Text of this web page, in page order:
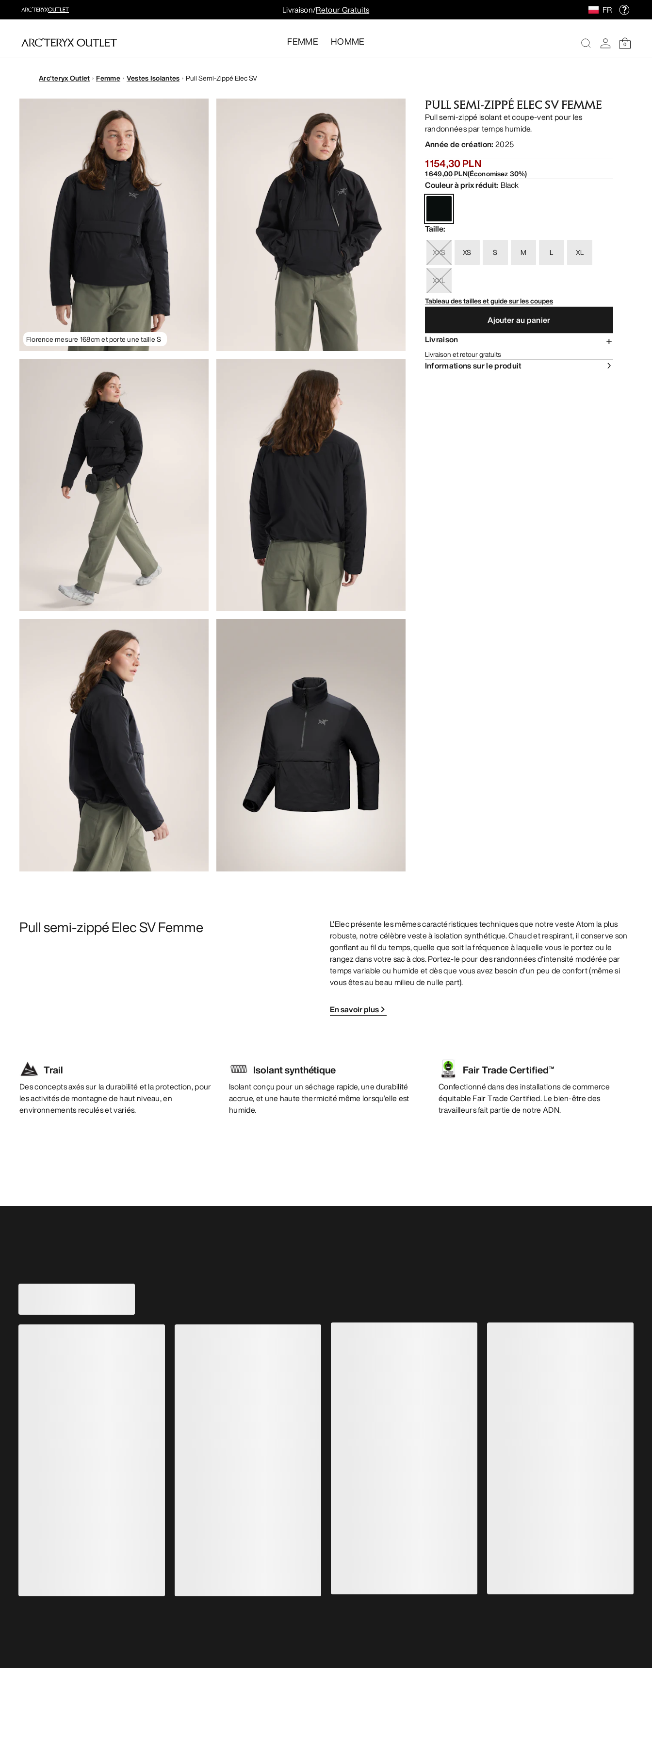
Livraison/Retour Gratuits FR
FEMME HOMME 0
Arc'teryx Outlet Femme Vestes Isolantes Pull Semi-Zippé Elec SV
Florence mesure 168cm et porte une taille S
PULL SEMI-ZIPPÉ ELEC SV FEMME
Pull semi-zippé isolant et coupe-vent pour les
randonnées par temps humide.
Année de création: 2025
1 154,30 PLN
1 649,00 PLN(Économisez30%)
Couleur à prix réduit: Black
Taille:
XXS XS S M L XL
XXL
Tableau des tailles et guide sur les coupes
Ajouter au panier
Livraison
Livraison et retour gratuits
Informations sur le produit
Pull semi-zippé Elec SV Femme
L’Elec présente les mêmes caractéristiques techniques que notre veste Atom la plus
robuste, notre célèbre veste à isolation synthétique. Chaud et respirant, il conserve son
gonflant au fil du temps, quelle que soit la fréquence à laquelle vous le portez ou le
rangez dans votre sac à dos. Portez-le pour des randonnées d’intensité modérée par
temps variable ou humide et dès que vous avez besoin d’un peu de confort (même si
vous êtes au beau milieu de nulle part).
En savoir plus
Trail
Des concepts axés sur la durabilité et la protection, pour
les activités de montagne de haut niveau, en
environnements reculés et variés.
Isolant synthétique
Isolant conçu pour un séchage rapide, une durabilité
accrue, et une haute thermicité même lorsqu’elle est
humide.
Fair Trade Certified™
Confectionné dans des installations de commerce
équitable Fair Trade Certified. Le bien-être des
travailleurs fait partie de notre ADN.